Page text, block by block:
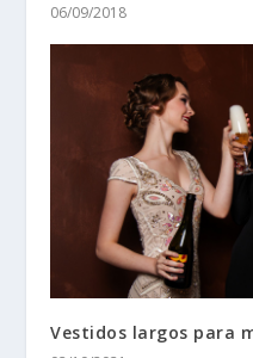
06/09/2018
Vestidos largos para